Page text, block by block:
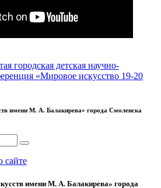
городская детская научно-
«Мировое искусство 19-20
имени М. А. Балакирева» города Смоленска
сайте
имени М. А. Балакирева» города